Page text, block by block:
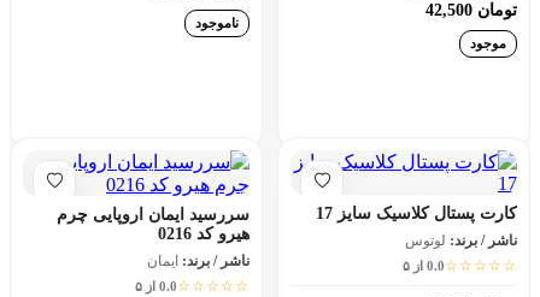
تومان 42,500
موجود
ناموجود
کارت پستال کلاسیک سایز 17
ناشر / برند: لوتوس
☆☆☆☆☆0.0 از ۵
سررسید ایمان اروپایی چرم
هیرو کد 0216
ناشر / برند: ایمان
☆☆☆☆☆0.0 از ۵